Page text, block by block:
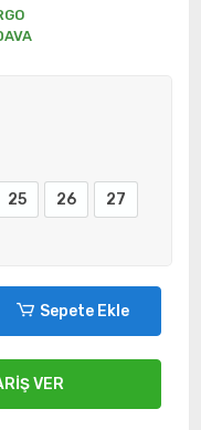
25 26
27
Sepete Ekle
VER